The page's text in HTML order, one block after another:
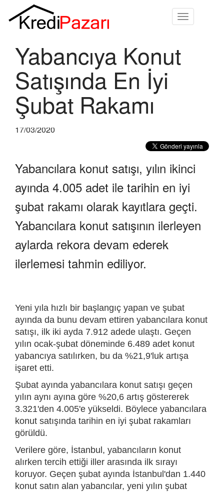
Toggle
Yabancıya Konut
Satışında En İyi
Şubat Rakamı
17/03/2020
Yabancılara konut satışı, yılın ikinci
ayında 4.005 adet ile tarihin en iyi
şubat rakamı olarak kayıtlara geçti.
Yabancılara konut satışının ilerleyen
aylarda rekora devam ederek
ilerlemesi tahmin ediliyor.
Yeni yıla hızlı bir başlangıç yapan ve şubat
ayında da bunu devam ettiren yabancılara konut
satışı, ilk iki ayda 7.912 adede ulaştı. Geçen
yılın ocak-şubat döneminde 6.489 adet konut
yabancıya satılırken, bu da %21,9'luk artışa
işaret etti.
Şubat ayında yabancılara konut satışı geçen
yılın aynı ayına göre %20,6 artış göstererek
3.321'den 4.005'e yükseldi. Böylece yabancılara
konut satışında tarihin en iyi şubat rakamları
görüldü.
Verilere göre, İstanbul, yabancıların konut
alırken tercih ettiği iller arasında ilk sırayı
koruyor. Geçen şubat ayında İstanbul'dan 1.440
konut satın alan yabancılar, yeni yılın şubat